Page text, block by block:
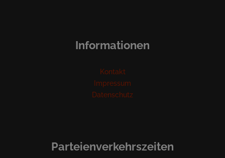
Informationen
Kontakt
Impressum
Datenschutz
Parteienverkehrszeiten